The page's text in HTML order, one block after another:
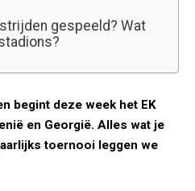
gespeeld? Wat
begint deze week het EK
en Georgië. Alles wat je
toernooi leggen we